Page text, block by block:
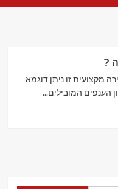
?
מקצועית זו ניתן דוגמא
הענפים המובילים...